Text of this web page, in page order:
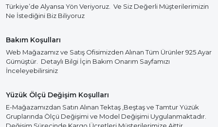
Türkiye’de Alyansa Yön Veriyoruz. Ve Siz Değerli Müşterilerimizin
Ne İstediğini Biz Biliyoruz
Bakım Koşulları
Web Mağazamız ve Satış Ofisimizden Alınan Tüm Ürünler 925 Ayar
Gümüştür. Detaylı Bilgi İçin Bakım Onarım Sayfamızı
İnceleyebilirsiniz
Yüzük Ölçü Değişim Koşulları
E-Mağazamızdan Satın Alınan Tektaş ,Beştaş ve Tamtur Yüzük
Gruplarında Ölçü Değişimi ve Model Değişimi Uygulanmaktadır.